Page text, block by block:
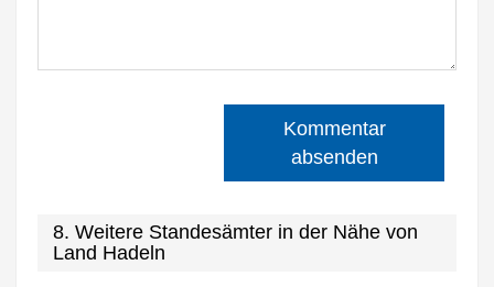
Kommentar
absenden
8. Weitere Standesämter in der Nähe von
Land Hadeln